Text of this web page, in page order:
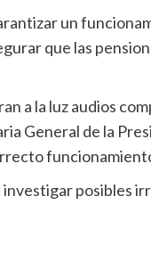
un
que las
a la luz audios
General de la
posibles